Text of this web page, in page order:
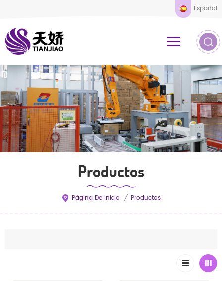
Español
Productos
Página De Inicio / Productos